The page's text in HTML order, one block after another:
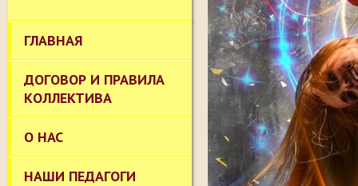
ГЛАВНАЯ
ДОГОВОР И ПРАВИЛА
КОЛЛЕКТИВА
О НАС
НАШИ ПЕДАГОГИ